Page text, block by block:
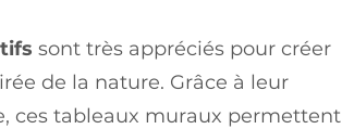
sont très appréciés pour créer
de la nature. Grâce à leur
ces tableaux muraux permettent